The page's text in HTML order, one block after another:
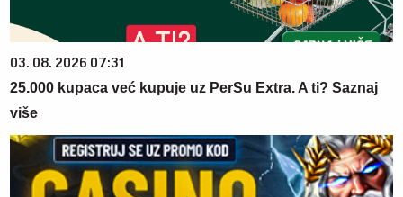
03. 08. 2026 07:31
25.000 kupaca već kupuje uz PerSu Extra. A ti? Saznaj
više